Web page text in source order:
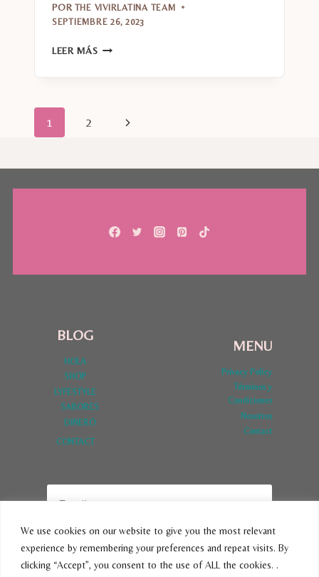
We use cookies on our website to give you the most relevant
experience by remembering your preferences and repeat visits. By
clicking “Accept”, you consent to the use of ALL the cookies. .
POR THE VIVIRLATINA TEAM
SEPTIEMBRE 26, 2023
LEER MÁS COMO
COVID-
Navegación
1 2
Siguiente
BLOG
HOLA
SHOP
LYFESTYLE
SABORES
DINERO
CONTACT
MENU
Privacy Policy
Términos y
Condiciones
Nosotros
Contact
SUBSCRIBE